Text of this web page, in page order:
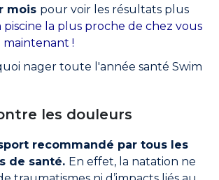
mois pour voir les résultats plus
piscine la plus proche de chez vous
!
les douleurs
recommandé par tous les
de santé. En effet, la natation ne